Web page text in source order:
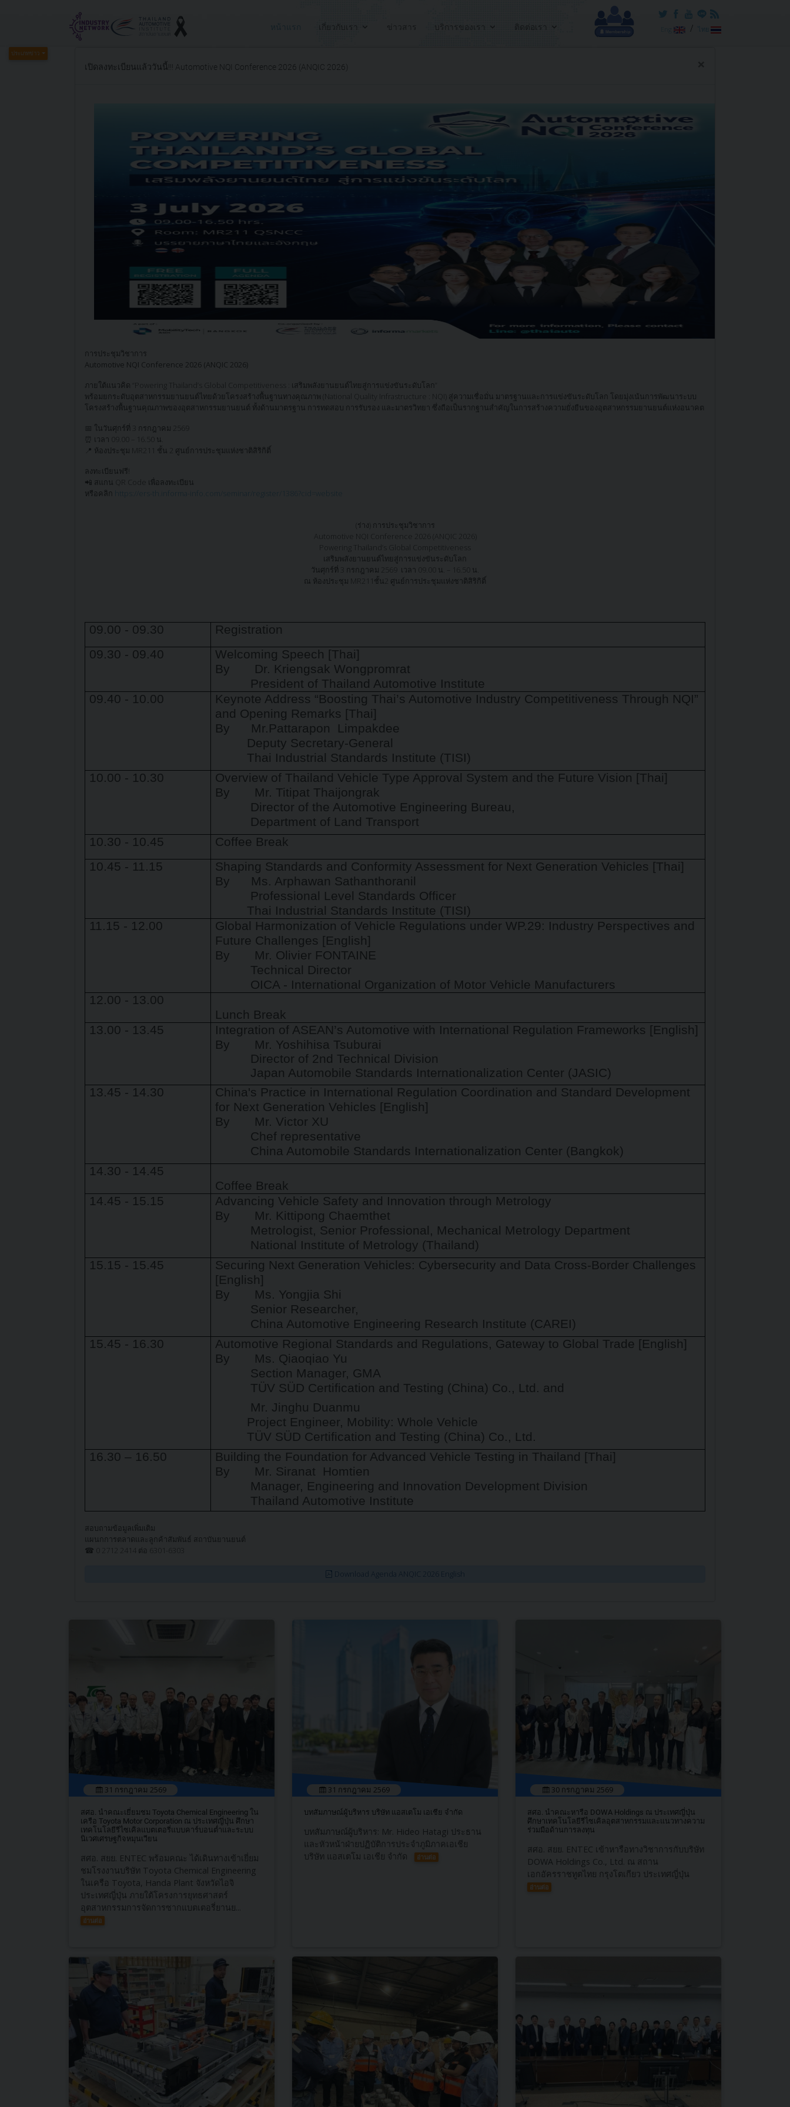
/ ไทย
ประเภทข่าว
เปิดลงทะเบียนแล้ววันนี้!!! Automotive NQI Conference 2026 (ANQIC 2026)
การประชุมวิชาการ
Automotive NQI Conference 2026 (ANQIC 2026)
ภายใต้แนวคิด “Powering Thailand’s Global Competitiveness : เสริมพลังยานยนต์ไทยสู่การแข่งขันระดับโลก”
พร้อมยกระดับอุตสาหกรรมยานยนต์ไทยด้วยโครงสร้างพื้นฐานทางคุณภาพ (National Quality Infrastructure : NQI) สู่ความเชื่อมั่น มาตรฐานและการแข่งขันระดับโลก โดยมุ่งเน้นการพัฒนาระบบ
โครงสร้างพื้นฐานคุณภาพของอุตสาหกรรมยานยนต์ ทั้งด้านมาตรฐาน การทดสอบ การรับรอง และมาตรวิทยา ซึ่งถือเป็นรากฐานสำคัญในการสร้างความยั่งยืนของอุตสาหกรรมยานยนต์แห่งอนาคต
📅 ในวันศุกร์ที่ 3 กรกฎาคม 2569
⏰ เวลา 09.00 – 16.50 น.
📍 ห้องประชุม MR211 ชั้น 2 ศูนย์การประชุมแห่งชาติสิริกิติ์
ลงทะเบียนฟรี!
📲 สแกน QR Code เพื่อลงทะเบียน
หรือคลิก
https://ers-th.informa-info.com/seminar/register/1386?cid=website
(ร่าง) การประชุมวิชาการ
Automotive NQI Conference 2026 (ANQIC 2026)
Powering Thailand’s Global Competitiveness
เสริมพลังยานยนต์ไทยสู่การแข่งขันระดับโลก
วันศุกร์ที่ 3 กรกฎาคม 2569 เวลา 09.00 น. – 16.50 น.
ณ ห้องประชุม MR211ชั้น2 ศูนย์การประชุมแห่งชาติสิริกิติ์
09.00 - 09.30
Registration
09.30 - 09.40 Welcoming Speech [Thai]
By
Dr. Kriengsak Wongpromrat
President of Thailand Automotive Institute
09.40 - 10.00
Keynote Address “Boosting Thai’s Automotive Industry Competitiveness Through NQI”
and Opening Remarks [Thai]
By
Mr.Pattarapon Limpakdee
Deputy Secretary-General
Thai Industrial Standards Institute (TISI)
10.00 - 10.30
Overview of Thailand Vehicle Type Approval System and the Future Vision [Thai]
By
Mr. Titipat Thaijongrak
Director of the Automotive Engineering Bureau,
Department of Land Transport
10.30 - 10.45
Coffee Break
10.45 - 11.15
Shaping Standards and Conformity Assessment for Next Generation Vehicles [Thai]
By
Ms. Arphawan Sathanthoranil
Professional Level Standards Officer
Thai Industrial Standards Institute (TISI)
11.15 - 12.00
Global Harmonization of Vehicle Regulations under WP.29: Industry Perspectives and
Future Challenges [English]
By
Mr. Olivier FONTAINE
Technical Director
OICA - International Organization of Motor Vehicle Manufacturers
12.00 - 13.00
Lunch Break
13.00 - 13.45
Integration of ASEAN’s Automotive with International Regulation Frameworks [English]
By
Mr. Yoshihisa Tsuburai
Director of 2nd Technical Division
Japan Automobile Standards Internationalization Center (JASIC)
13.45 - 14.30
China's Practice in International Regulation Coordination and Standard Development
for Next Generation Vehicles [English]
By
Mr. Victor XU
Chef representative
China Automobile Standards Internationalization Center (Bangkok)
14.30 - 14.45
Coffee Break
14.45 - 15.15
Advancing Vehicle Safety and Innovation through Metrology
By
Mr. Kittipong Chaemthet
Metrologist, Senior Professional, Mechanical Metrology Department
National Institute of Metrology (Thailand)
15.15 - 15.45
Securing Next Generation Vehicles: Cybersecurity and Data Cross-Border Challenges
[English]
By
Ms. Yongjia Shi
Senior Researcher,
China Automotive Engineering Research Institute (CAREI)
15.45 - 16.30
Automotive Regional Standards and Regulations, Gateway to Global Trade [English]
By
Ms. Qiaoqiao Yu
Section Manager, GMA
TÜV SÜD Certification and Testing (China) Co., Ltd. and
Mr. Jinghu Duanmu
Project Engineer, Mobility: Whole Vehicle
TÜV SÜD Certification and Testing (China) Co., Ltd.
16.30 – 16.50
Building the Foundation for Advanced Vehicle Testing in Thailand [Thai]
By
Mr. Siranat
Homtien
Manager, Engineering and Innovation Development Division
Thailand Automotive Institute
สอบถามข้อมูลเพิ่มเติม
แผนกการตลาดและลูกค้าสัมพันธ์ สถาบันยานยนต์
☎ 0 2712 2414 ต่อ 6301-6303
Download Agenda ANQIC 2026 English
31 กรกฎาคม 2569
สศอ. นำคณะเยี่ยมชม Toyota Chemical Engineering ใน
เครือ Toyota Motor Corporation ณ ประเทศญี่ปุ่น ศึกษา
เทคโนโลยีรีไซเคิลแบตเตอรี่แบบคาร์บอนต่ำและระบบ
นิเวศเศรษฐกิจหมุนเวียน
สศอ. สยย. ENTEC พร้อมคณะ ได้เดินทางเข้าเยี่ยม
ชมโรงงานบริษัท Toyota Chemical Engineering
ในเครือ Toyota, Handa Plant จังหวัดไอจิ
ประเทศญี่ปุ่น ภายใต้โครงการยุทธศาสตร์
อุตสาหกรรมการจัดการซากแบตเตอรี่ยานย...
อ่านต่อ
31 กรกฎาคม 2569
บทสัมภาษณ์ผู้บริหาร บริษัท แอสเตโม เอเชีย จำกัด
บทสัมภาษณ์ผู้บริหาร: Mr. Hideo Hatagi ประธาน
และหัวหน้าฝ่ายปฏิบัติการประจำภูมิภาคเอเชีย
บริษัท แอสเตโม เอเชีย จำกัด
อ่านต่อ
30 กรกฎาคม 2569
สศอ. นำคณะหารือ DOWA Holdings ณ ประเทศญี่ปุ่น
ศึกษาเทคโนโลยีรีไซเคิลอุตสาหกรรมและแนวทางความ
ร่วมมือด้านการลงทุน
สศอ. สยย. ENTEC เข้าหารือทางวิชาการกับบริษัท
DOWA Holdings Co., Ltd. ณ สถาน
เอกอัครราชทูตไทย กรุงโตเกียว ประเทศญี่ปุ่น
อ่านต่อ